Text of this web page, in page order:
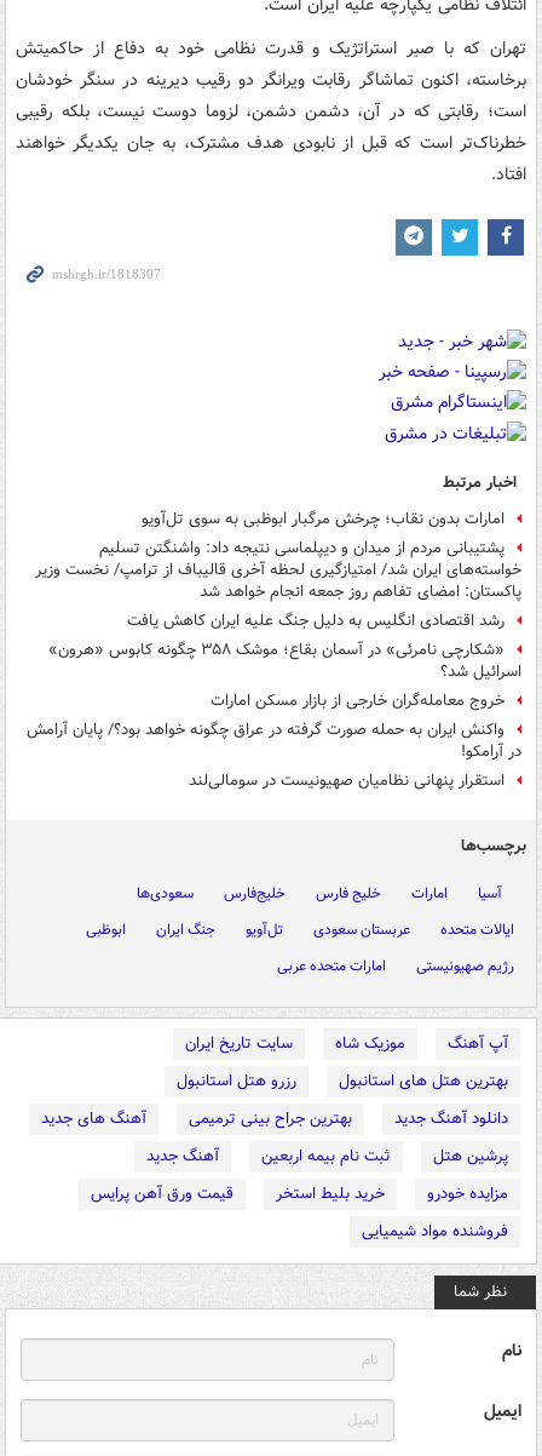
تهران که با صبر استراتژیک و قدرت نظامی خود به دفاع از حاکمیتش
برخاسته، اکنون تماشاگر رقابت ویرانگر دو رقیب دیرینه در سنگر خودشان
است؛ رقابتی که در آن، دشمن دشمن، لزوما دوست نیست، بلکه رقیبی
خطرناک‌تر است که قبل از نابودی هدف مشترک، به جان یکدیگر خواهند
افتاد.
اخبار مرتبط
امارات بدون نقاب؛ چرخش مرگبار ابوظبی به سوی تل‌آویو
پشتیبانی مردم از میدان و دیپلماسی نتیجه داد: واشنگتن تسلیم
خواسته‌های ایران شد/ امتیازگیری لحظه آخری قالیباف از ترامپ/ نخست وزیر
پاکستان: امضای تفاهم روز جمعه انجام خواهد شد
رشد اقتصادی انگلیس به دلیل جنگ علیه ایران کاهش یافت
«شکارچی نامرئی» در آسمان بقاع؛ موشک ۳۵۸ چگونه کابوس «هرون»
اسرائیل شد؟
خروج معامله‌گران خارجی از بازار مسکن امارات
واکنش ایران به حمله صورت گرفته در عراق چگونه خواهد بود؟/ پایان آرامش
در آرامکو!
استقرار پنهانی نظامیان صهیونیست در سومالی‌لند
برچسب‌ها
آسیا امارات خلیج فارس خلیج‌فارس
سعودی‌ها
ایالات متحده
عربستان سعودی تل‌آویو جنگ ایران
ابوظبی
رژیم صهیونیستی
امارات متحده عربی
آپ آهنگ موزیک شاه
سایت تاریخ ایران
بهترین هتل های استانبول
رزرو هتل استانبول
دانلود آهنگ جدید
بهترین جراح بینی ترمیمی
آهنگ های جدید
پرشین هتل
ثبت نام بیمه اربعین
آهنگ جدید
مزایده خودرو
خرید بلیط استخر
قیمت ورق آهن پرایس
فروشنده مواد شیمیایی
نظر شما
نام
ایمیل